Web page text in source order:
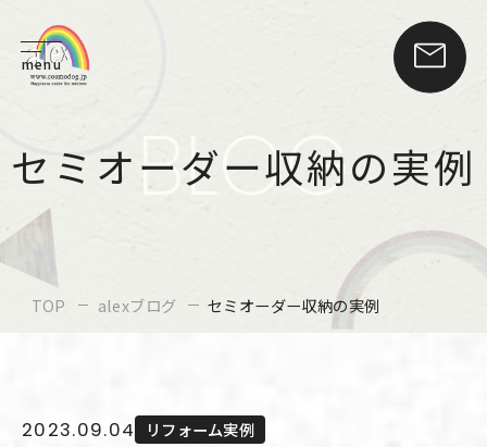
menu
BLOG
セミオーダー収納の実例
TOP alexブログ セミオーダー収納の実例
2023.09.04 リフォーム実例